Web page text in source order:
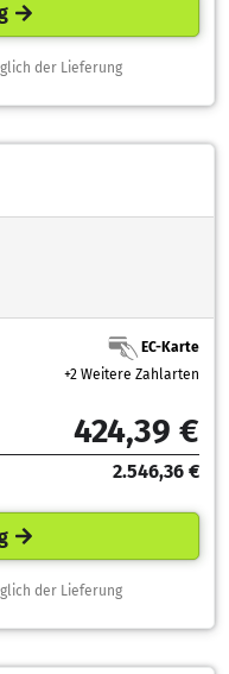
der Lieferung
EC-Karte
+2 Weitere Zahlarten
424,39 €
2.546,36 €
der Lieferung